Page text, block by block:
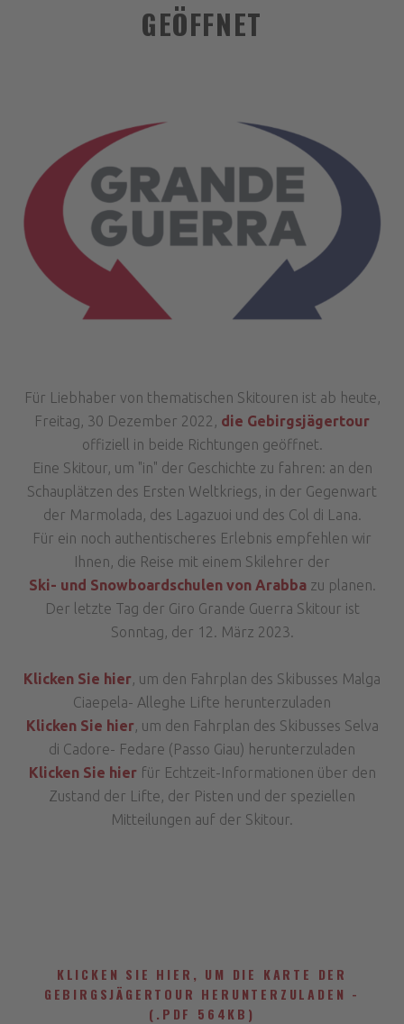
GEÖFFNET
Für Liebhaber von thematischen Skitouren ist ab heute,
Freitag, 30 Dezember 2022, die Gebirgsjägertour
offiziell in beide Richtungen geöffnet.
Eine Skitour, um "in" der Geschichte zu fahren: an den
Schauplätzen des Ersten Weltkriegs, in der Gegenwart
der Marmolada, des Lagazuoi und des Col di Lana.
Für ein noch authentischeres Erlebnis empfehlen wir
Ihnen, die Reise mit einem Skilehrer der
Ski- und Snowboardschulen von Arabbazu planen.
Der letzte Tag der Giro Grande Guerra Skitour ist
Sonntag, der 12. März 2023.
Klicken Sie hier, um den Fahrplan des Skibusses Malga
Ciaepela- Alleghe Lifte herunterzuladen
Klicken Sie hier, um den Fahrplan des Skibusses Selva
di Cadore- Fedare (Passo Giau) herunterzuladen
Klicken Sie hierfür Echtzeit-Informationen über den
Zustand der Lifte, der Pisten und der speziellen
Mitteilungen auf der Skitour.
KLICKEN SIE HIER, UM DIE KARTE DER
GEBIRGSJÄGERTOUR HERUNTERZULADEN -
(.PDF 564KB)